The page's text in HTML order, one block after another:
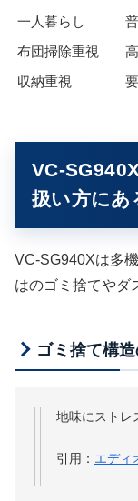
一人暮らし
布団掃除重視
収納重視
VC-
扱い方にあ
VC-SG940Xは多
はのゴミ捨てやダ
ゴミ捨て構
地味にストレ
引用： エディ